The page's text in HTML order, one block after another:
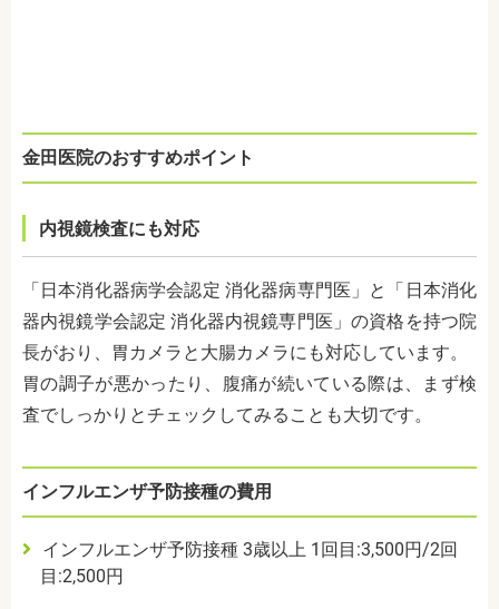
金田医院のおすすめポイント
内視鏡検査にも対応
「日本消化器病学会認定 消化器病専門医」と「日本消化
器内視鏡学会認定 消化器内視鏡専門医」の資格を持つ院
長がおり、胃カメラと大腸カメラにも対応しています。
胃の調子が悪かったり、腹痛が続いている際は、まず検
査でしっかりとチェックしてみることも大切です。
インフルエンザ予防接種の費用
インフルエンザ予防接種 3歳以上 1回目:3,500円/2回
目:2,500円